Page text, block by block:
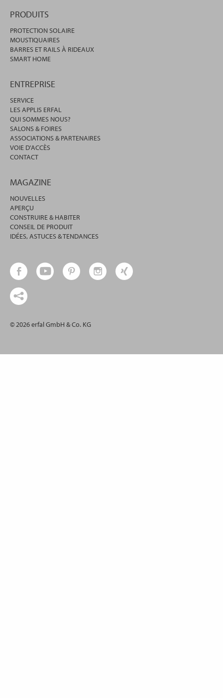
PRODUITS
PROTECTION SOLAIRE
MOUSTIQUAIRES
BARRES ET RAILS À RIDEAUX
SMART HOME
ENTREPRISE
SERVICE
LES APPLIS ERFAL
QUI SOMMES NOUS?
SALONS & FOIRES
ASSOCIATIONS & PARTENAIRES
VOIE D'ACCÈS
CONTACT
MAGAZINE
NOUVELLES
APERÇU
CONSTRUIRE & HABITER
CONSEIL DE PRODUIT
IDÉES, ASTUCES & TENDANCES
© 2026 erfal GmbH & Co. KG